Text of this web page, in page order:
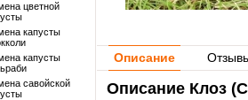
цветной
капусты
капусты
савойской
Описание
Описание Клоз